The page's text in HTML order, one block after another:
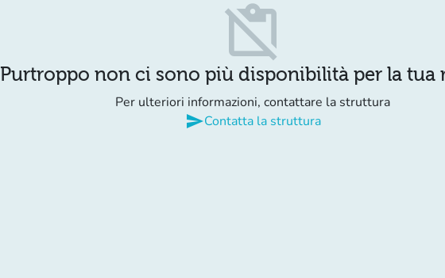
content_paste_off
Purtroppo non ci sono più disponibilità per la tua
Per ulteriori informazioni, contattare la struttura
sendContatta la struttura